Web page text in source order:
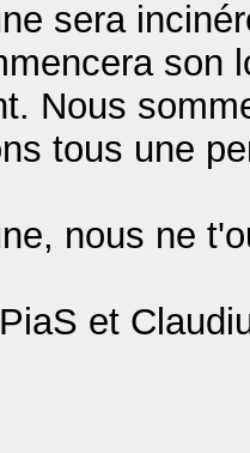
sera
son
Nous
tous une
nous ne
et